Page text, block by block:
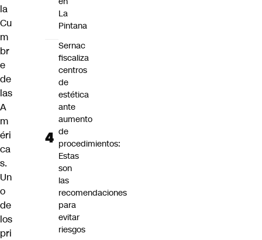
la
Cu
m
br
e
de
las
A
m
éri
ca
s.
Un
o
de
los
pri
La
Pintana
Sernac
fiscaliza
centros
de
estética
ante
aumento
de
procedimientos:
Estas
son
las
recomendaciones
para
evitar
riesgos